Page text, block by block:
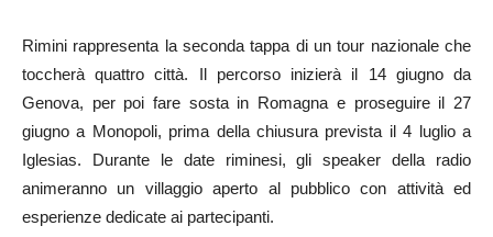
Rimini rappresenta la seconda tappa di un tour nazionale che
toccherà quattro città. Il percorso inizierà il 14 giugno da
Genova, per poi fare sosta in Romagna e proseguire il 27
giugno a Monopoli, prima della chiusura prevista il 4 luglio a
Iglesias. Durante le date riminesi, gli speaker della radio
animeranno un villaggio aperto al pubblico con attività ed
esperienze dedicate ai partecipanti.